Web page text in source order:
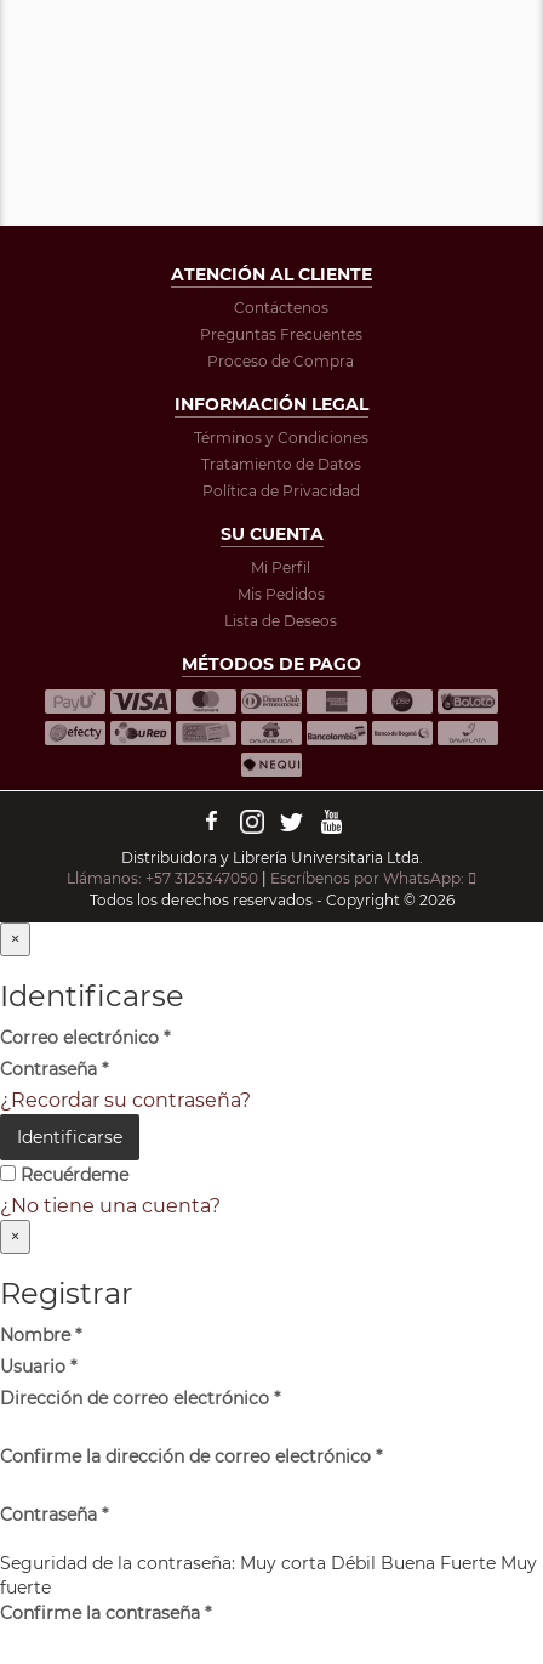
ATENCIÓN AL CLIENTE
Contáctenos
Preguntas Frecuentes
Proceso de Compra
INFORMACIÓN LEGAL
Términos y Condiciones
Tratamiento de Datos
Política de Privacidad
SU CUENTA
Mi Perfil
Mis Pedidos
Lista de Deseos
MÉTODOS DE PAGO
Distribuidora y Librería Universitaria Ltda.
Llámanos: +57 3125347050 | Escríbenos por WhatsApp:
Todos los derechos reservados - Copyright © 2026
×
Identificarse
Correo electrónico *
Contraseña *
¿Recordar su contraseña?
Identificarse
Recuérdeme
¿No tiene una cuenta?
×
Registrar
Nombre*
Usuario *
Dirección de correo electrónico *
Confirme la dirección de correo electrónico *
Contraseña *
Seguridad de la contraseña: Muy corta Débil Buena Fuerte Muy
fuerte
Confirme la contraseña *